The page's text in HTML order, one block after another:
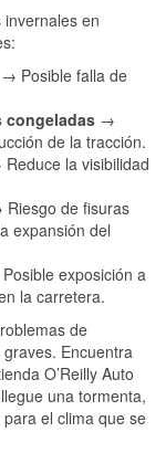
en
→ Posible falla de
congeladas →
de la tracción.
la visibilidad
de fisuras
expansión del
exposición a
la carretera.
de
Encuentra
O’Reilly Auto
una tormenta,
el clima que se